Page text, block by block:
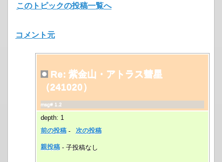
このトピックの投稿一覧へ
コメント元
Re: 紫金山・アトラス彗星
（241020）
msg# 1.2
depth: 1
前の投稿 - 次の投稿
親投稿 - 子投稿なし